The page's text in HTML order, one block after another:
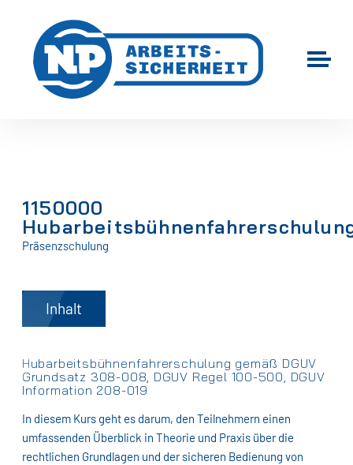
1150000
Präsenzschulung
Inhalt
Hubarbeitsbühnenfahrerschulung gemäß DGUV
Grundsatz 308-008, DGUV Regel 100-500, DGUV
Information 208-019
In diesem Kurs geht es darum, den Teilnehmern einen
umfassenden Überblick in Theorie und Praxis über die
rechtlichen Grundlagen und der sicheren Bedienung von